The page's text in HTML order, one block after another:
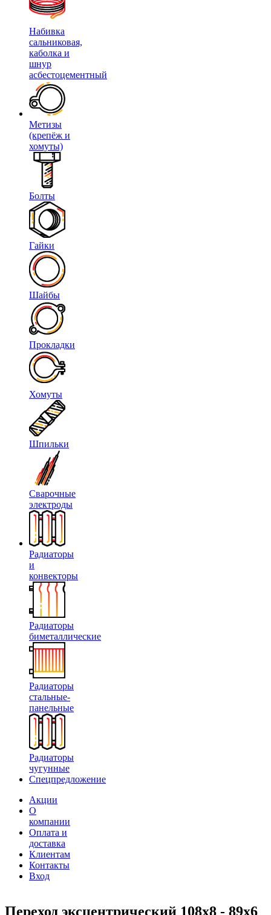
Набивка
сальниковая,
каболка и
шнур
асбестоцементный
Метизы
(крепёж и
хомуты)
Болты
Гайки
Шайбы
Прокладки
Хомуты
Шпильки
Сварочные
электроды
Радиаторы
и
конвекторы
Радиаторы
биметаллические
Радиаторы
стальные-
панельные
Радиаторы
чугунные
Спецпредложение
Акции
О
компании
Оплата и
доставка
Клиентам
Контакты
Вход
Переход эксцентрический 108х8 - 89х6